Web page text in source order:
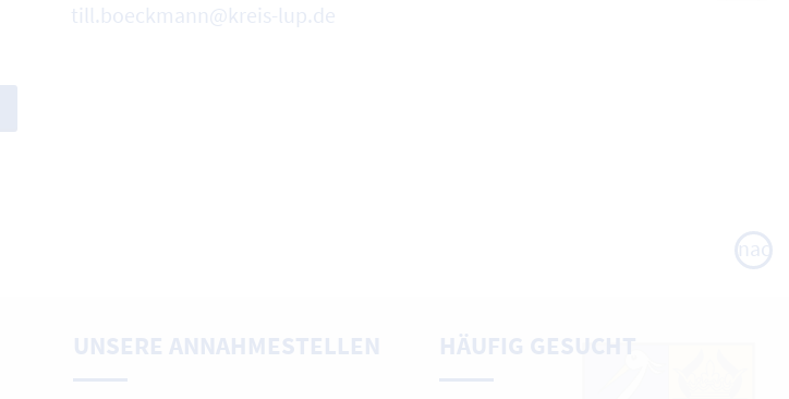
till.boeckmann@kreis-lup.de
nach
oben
UNSERE ANNAHMESTELLEN HÄUFIG GESUCHT